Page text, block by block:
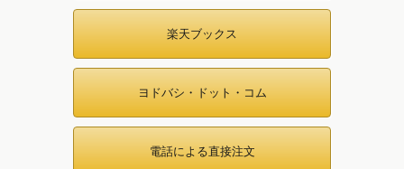
楽天ブックス
ヨドバシ・ドット・コム
電話による直接注文